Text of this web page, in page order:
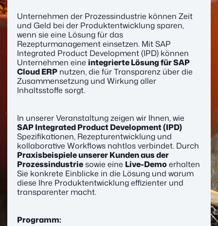
Unternehmen der Prozessindustrie können Zeit
und Geld bei der Produktentwicklung sparen,
wenn sie eine Lösung für das
Rezepturmanagement einsetzen. Mit SAP
Integrated Product Development (IPD) können
Unternehmen eine integrierte Lösung für SAP
Cloud ERP nutzen, die für Transparenz über die
Zusammensetzung und Wirkung aller
Inhaltsstoffe sorgt.
In unserer Veranstaltung zeigen wir Ihnen, wie
SAP Integrated Product Development (IPD)
Spezifikationen, Rezepturentwicklung und
kollaborative Workflows nahtlos verbindet. Durch
Praxisbeispiele unserer Kunden aus der
Prozessindustriesowie eine Live-Demoerhalten
Sie konkrete Einblicke in die Lösung und warum
diese Ihre Produktentwicklung effizienter und
transparenter macht.
Programm: